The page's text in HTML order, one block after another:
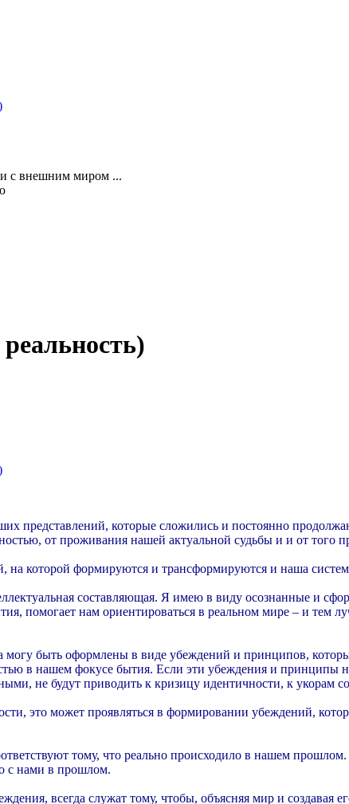
с внешним миром ...
представлений, которые сложились и постоянно
от проживания нашей актуальной судьбы и и от того
на которой формируются и трансформируются и наша
составляющая. Я имею в виду осознанные и
помогает нам ориентироваться в реальном мире – и тем
могу быть оформлены в виде убеждений и принципов,
в нашем фокусе бытия. Если эти убеждения и
не будут приводить к кризицу идентичности, к укорам
это может проявляться в формировании убеждений,
тому, что реально происходило в нашем прошлом.
с нами в прошлом.
всегда служат тому, чтобы, объясняя мир и создавая